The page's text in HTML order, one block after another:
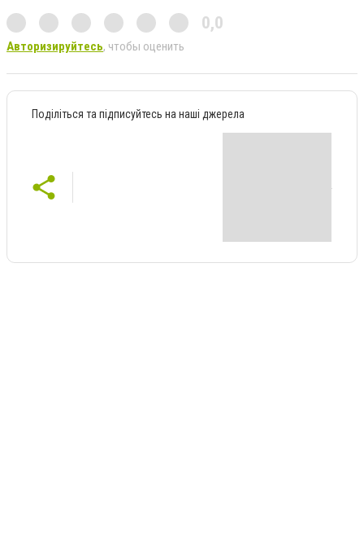
0,0
Авторизируйтесь, чтобы оценить
Поділіться та підписуйтесь на наші джерела